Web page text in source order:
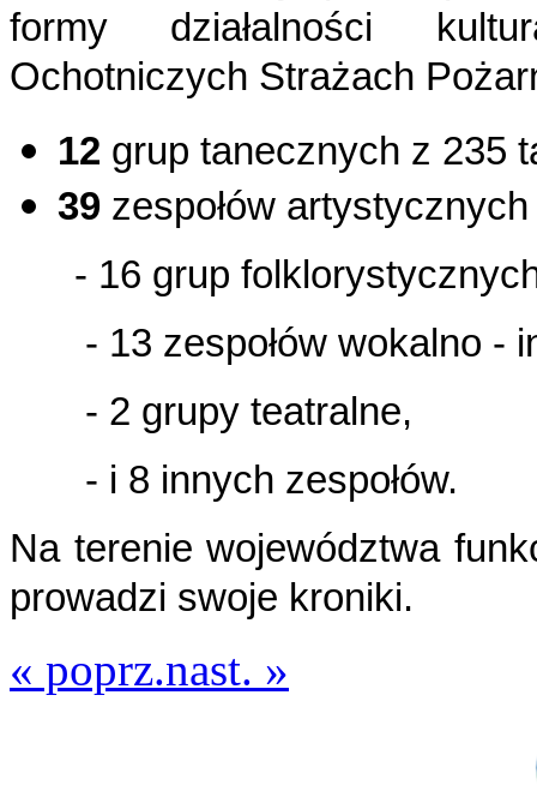
formy działalności
Ochotniczych Strażach
12 grup tanecznych z 235
39 zespołów
- 16 grup
- 13 zespołów wokalno -
- 2 grupy teatralne,
- i 8 innych zespołów.
Na tereniewojewództwa
prowadzi swoje kroniki.
« poprz.nast. »